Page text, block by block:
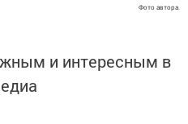
Фото автора.
и интересным в